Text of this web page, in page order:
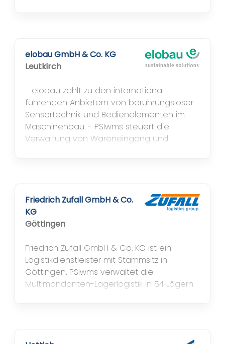
verwaltung sowie die Steuerung der
komplexen Einlagerungs-...
elobau GmbH & Co. KG
Leutkirch
- elobau zählt zu den international
führenden Anbietern von berührungsloser
Sensortechnik und Bedienelementen im
Maschinenbau. - PSIwms steuert die
Verwaltung von Wareneingang und
Bereitstellung von Bauteilen in der
Produktion.
Friedrich Zufall GmbH & Co.
KG
Göttingen
Friedrich Zufall GmbH & Co. KG ist ein
Logistikdienstleister mit Stammsitz in
Göttingen. PSIwms verwaltet die
Multimandanten-Lagerlogistik in 54 Lägern